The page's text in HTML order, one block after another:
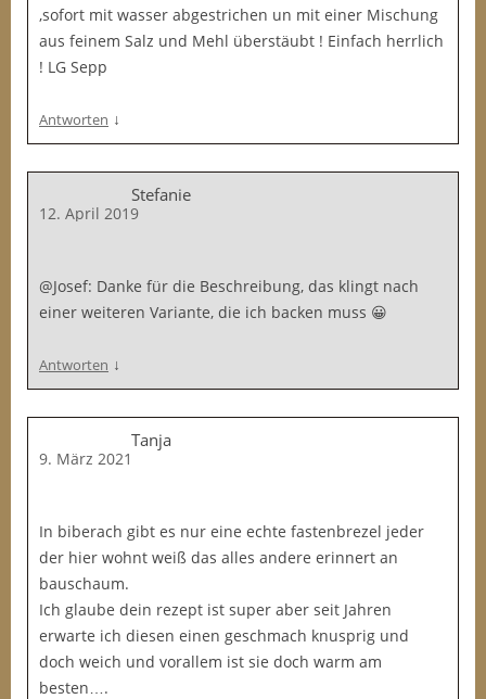
,sofort mit wasser abgestrichen un mit einer Mischung
aus feinem Salz und Mehl überstäubt ! Einfach herrlich
! LG Sepp
Antworten ↓
Stefanie
12. April 2019
@Josef: Danke für die Beschreibung, das klingt nach
einer weiteren Variante, die ich backen muss 😀
Antworten ↓
Tanja
9. März 2021
In biberach gibt es nur eine echte fastenbrezel jeder
der hier wohnt weiß das alles andere erinnert an
bauschaum.
Ich glaube dein rezept ist super aber seit Jahren
erwarte ich diesen einen geschmach knusprig und
doch weich und vorallem ist sie doch warm am
besten….